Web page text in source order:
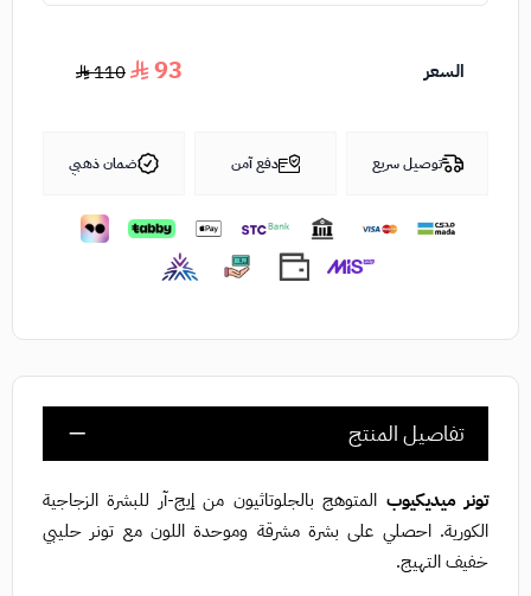
السعر 93
110
توصيل سريع دفع آمن ضمان ذهبي
تفاصيل المنتج
تونر ميديكيوب المتوهج بالجلوتاثيون من إيج-آر للبشرة الزجاجية
الكورية. احصلي على بشرة مشرقة وموحدة اللون مع تونر حليبي
خفيف التهيج.